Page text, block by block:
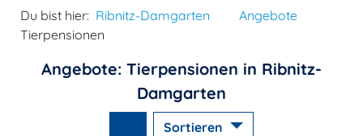
Du bist hier: Ribnitz-Damgarten
Angebote
Tierpensionen
Angebote: Tierpensionen in Ribnitz-
Damgarten
Sortieren